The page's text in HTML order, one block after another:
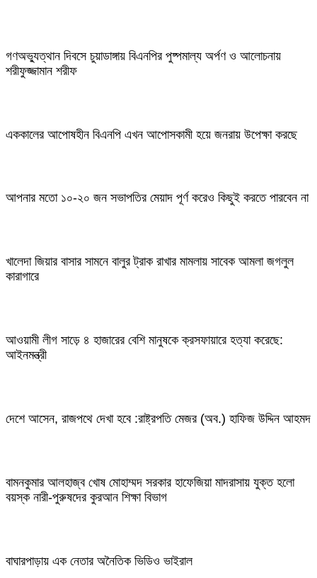
গণঅভ্যুত্থান দিবসে চুয়াডাঙ্গায় বিএনপির পুষ্পমাল্য অর্পণ ও আলোচনায়
শরীফুজ্জামান শরীফ
এককালের আপোষহীন বিএনপি এখন আপোসকামী হয়ে জনরায় উপেক্ষা করছে
আপনার মতো ১০-২০ জন সভাপতির মেয়াদ পূর্ণ করেও কিছুই করতে পারবেন না
খালেদা জিয়ার বাসার সামনে বালুর ট্রাক রাখার মামলায় সাবেক আমলা জগলুল
কারাগারে
আওয়ামী লীগ সাড়ে ৪ হাজারের বেশি মানুষকে ক্রসফায়ারে হত্যা করেছে:
আইনমন্ত্রী
দেশে আসেন, রাজপথে দেখা হবে :রাষ্ট্রপতি মেজর (অব.) হাফিজ উদ্দিন আহমদ
বামনকুমার আলহাজ্ব খোষ মোহাম্মদ সরকার হাফেজিয়া মাদরাসায় যুক্ত হলো
বয়স্ক নারী-পুরুষদের কুরআন শিক্ষা বিভাগ
বাঘারপাড়ায় এক নেতার অনৈতিক ভিডিও ভাইরাল